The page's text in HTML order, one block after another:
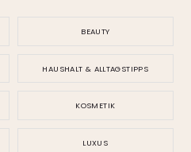
BEAUTY
HAUSHALT & ALLTAGSTIPPS
KOSMETIK
LUXUS